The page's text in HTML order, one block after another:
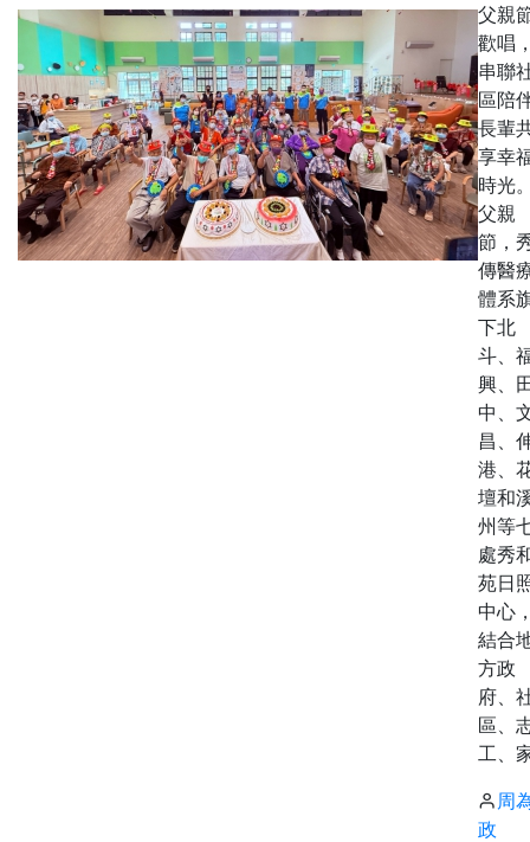
父親
歡唱
串聯
區陪
長輩
享幸
時光
父親
節，
傳醫
體系
下北
斗、
興、
中、
昌、
港、
壇和
州等
處秀
苑日
中心
結合
方政
府、
區、
工、
周
政